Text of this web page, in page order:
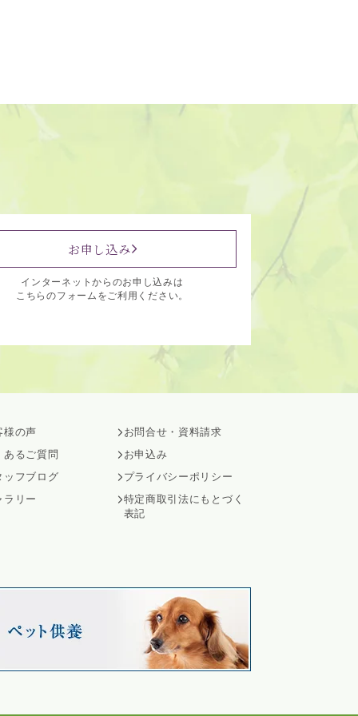
お申し込み
インターネットからのお申し込みは
こちらのフォームをご利用ください。
様の声
あるご質問
ッフブログ
ラリー
お問合せ・資料請求
お申込み
プライバシーポリシー
特定商取引法にもとづく
表記